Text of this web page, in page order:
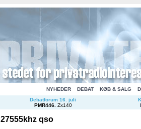
NYHEDER DEBAT KØB & SALG
Debatforum 16. juli
PMR446. Zx140
27555khz qso